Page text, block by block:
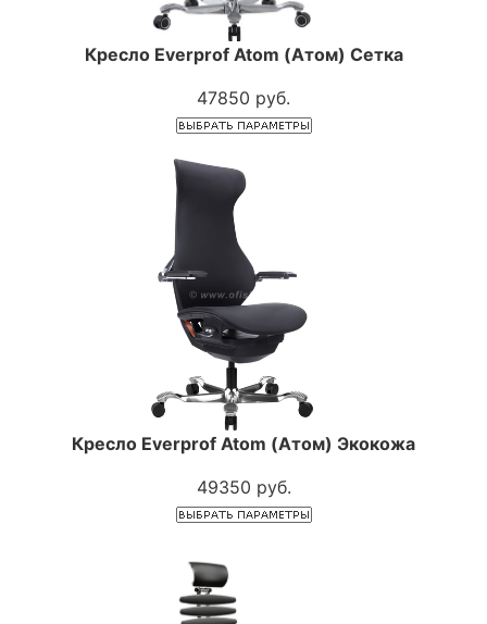
Кресло Everprof Atom (Атом) Сетка
47850 руб.
Кресло Everprof Atom (Атом) Экокожа
49350 руб.